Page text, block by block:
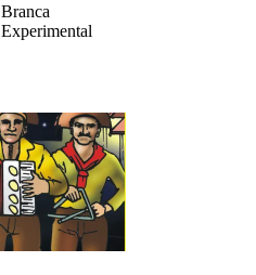
Branca
Experimental